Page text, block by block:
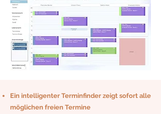
Ein intelligenter Terminfinder zeigt sofort alle
möglichen freien Termine